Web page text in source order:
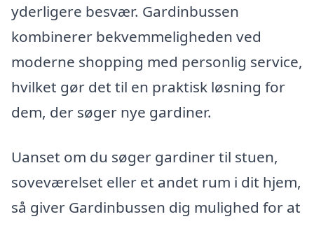
yderligere besvær. Gardinbussen
kombinerer bekvemmeligheden ved
moderne shopping med personlig service,
hvilket gør det til en praktisk løsning for
dem, der søger nye gardiner.
Uanset om du søger gardiner til stuen,
soveværelset eller et andet rum i dit hjem,
så giver Gardinbussen dig mulighed for at